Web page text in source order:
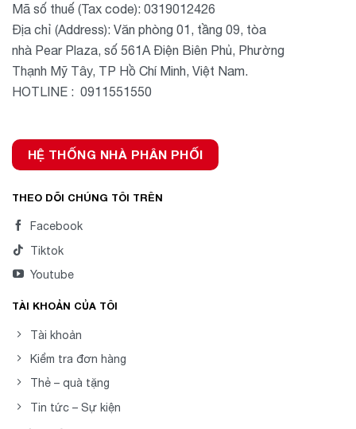
Mã số thuế (Tax code): 0319012426
Địa chỉ (Address): Văn phòng 01, tầng 09, tòa
nhà Pear Plaza, số 561A Điện Biên Phủ, Phường
Thạnh Mỹ Tây, TP Hồ Chí Minh, Việt Nam.
HOTLINE : 0911551550
HỆ THỐNG NHÀ PHÂN PHỐI
THEO DÕI CHÚNG TÔI TRÊN
Facebook
Tiktok
Youtube
TÀI KHOẢN CỦA TÔI
Tài khoản
Kiểm tra đơn hàng
Thẻ – quà tặng
Tin tức – Sự kiện